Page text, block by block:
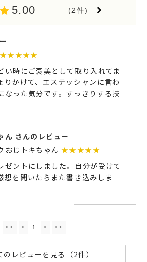
5.00 (2件)
★★★★★
い時にご褒美として取り入れてま
りかけて、エステッシャンに言わ
なった気分です。すっきりする技
ん さんのレビュー
じトキちゃん ★★★★★
ゼントにしました。自分が受けて
想を聞いたらまた書き込みしま
<< < 1 > >>
のレビューを見る（2件）